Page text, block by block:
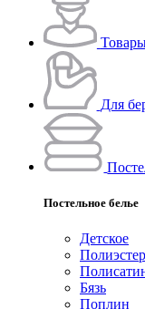
Для
Постельное белье
Детское
Полиэстeр
Бязь
Поплин